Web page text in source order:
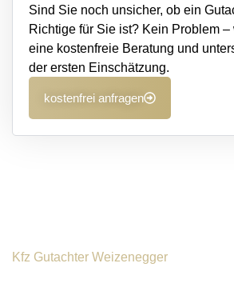
Sind Sie noch unsicher, ob ein
Richtige für Sie ist? Kein Problem –
eine kostenfreie Beratung und
der ersten Einschätzung.
kostenfrei anfragen
Kfz Gutachter Weizenegger